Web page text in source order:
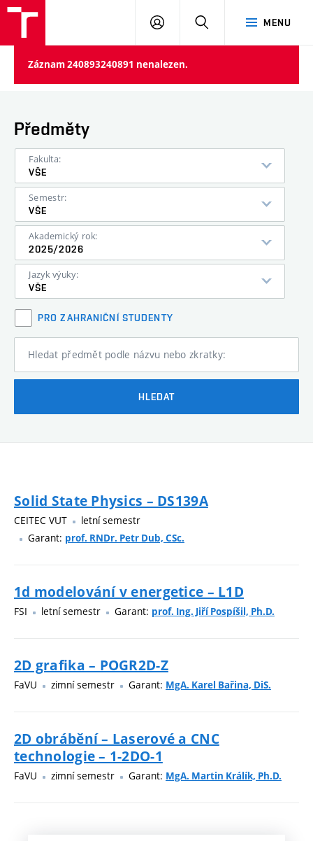
MENU
PŘIHLÁSIT
Záznam 240893240891 nenalezen.
Předměty
Fakulta:
VŠE
Semestr:
VŠE
Akademický rok:
2025/2026
Jazyk výuky:
VŠE
PRO ZAHRANIČNÍ STUDENTY
Hledat předmět podle názvu nebo zkratky:
HLEDAT
Solid State Physics – DS139A
CEITEC VUT
letní semestr
Garant: prof. RNDr. Petr Dub, CSc.
1d modelování v energetice – L1D
FSI letní semestr Garant: prof. Ing. Jiří Pospíšil, Ph.D.
2D grafika – POGR2D-Z
FaVU zimní semestr Garant: MgA. Karel Bařina, DiS.
2D obrábění – Laserové a CNC
technologie – 1-2DO-1
FaVU zimní semestr Garant: MgA. Martin Králík, Ph.D.